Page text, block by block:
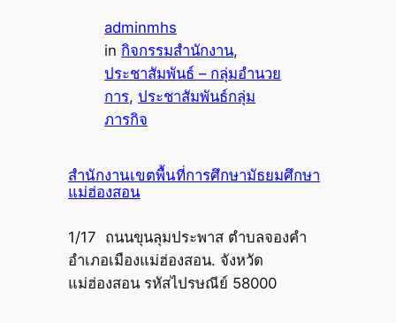
adminmhs
in กิจกรรมสำนักงาน
ประชาสัมพันธ์ – กลุ่มอำนวย
การ, ประชาสัมพันธ์กลุ่ม
ภารกิจ
สำนักงานเขตพื้นที่การศึกษามัธยมศึกษา
แม่ฮ่องสอน
1/17 ถนนขุนลุมประพาส ตำบลจองคำ
อำเภอเมืองแม่ฮ่องสอน. จังหวัด
แม่ฮ่องสอน รหัสไปรษณีย์ 58000